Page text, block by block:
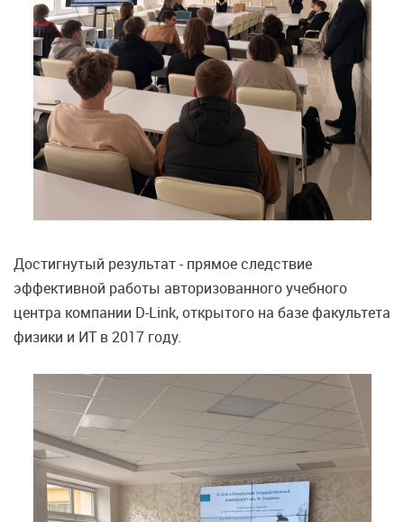
Достигнутый результат - прямое следствие
эффективной работы авторизованного учебного
центра компании D-Link, открытого на базе факультета
физики и ИТ в 2017 году.